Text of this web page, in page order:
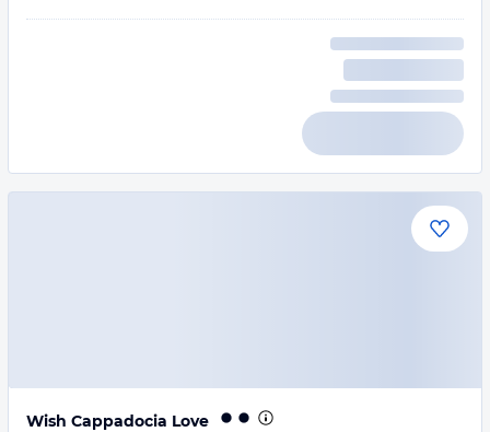
Wish Cappadocia Love